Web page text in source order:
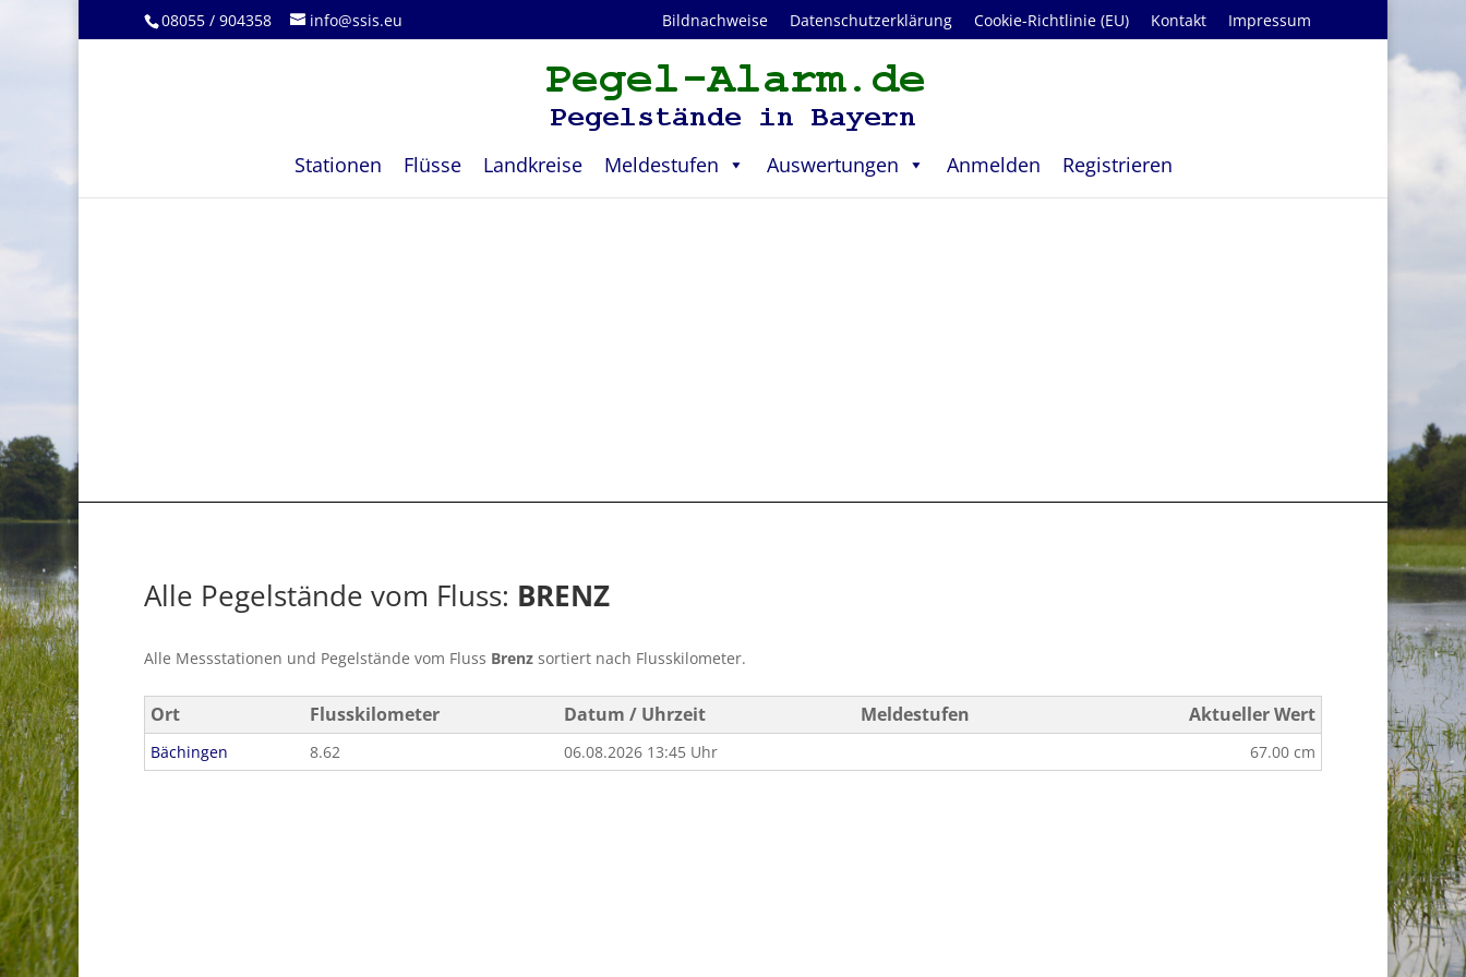
08055 / 904358 info@ssis.eu Bildnachweise Datenschutzerklärung Cookie-Richtlinie (EU) Kontakt Impressum
Stationen Flüsse Landkreise Meldestufen Auswertungen Anmelden Registrieren
Alle Pegelstände vom Fluss: BRENZ
Alle Messstationen und Pegelstände vom Fluss Brenz sortiert nach Flusskilometer.
Ort Flusskilometer Datum / Uhrzeit Meldestufen Aktueller Wert
Bächingen 8.62 06.08.2026 13:45 Uhr 67.00 cm